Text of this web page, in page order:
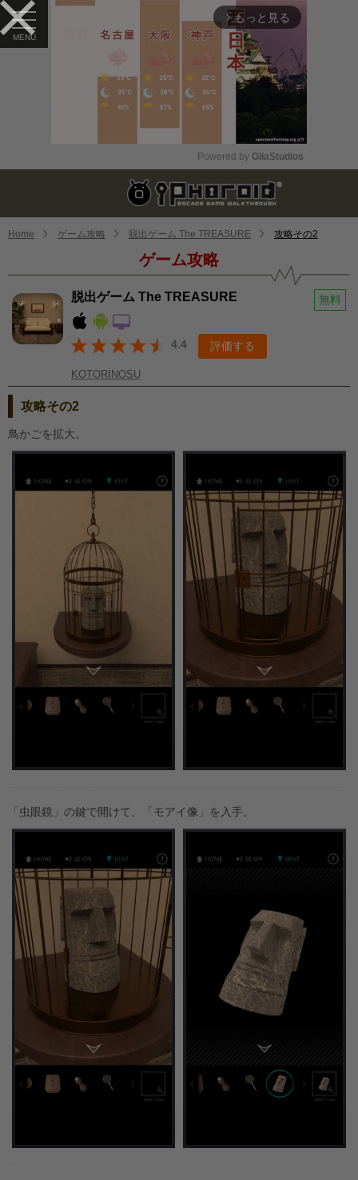
arrow_forward_ios もっと見る
Mute
Powered by GliaStudios
Home ゲーム攻略 脱出ゲーム The TREASURE 攻略その2
ゲーム攻略
脱出ゲーム The TREASURE 無料
4.4 評価する
KOTORINOSU
攻略その2
鳥かごを拡大。
「虫眼鏡」の鍵で開けて、「モアイ像」を入手。